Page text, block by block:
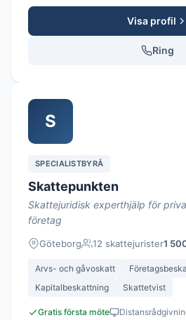
Visa profil
Ring
S
SPECIALISTBYRÅ
Skattepunkten
Skattejuridisk experthjälp för
företag
Göteborg 12 skattejurister1
Arvs- och gåvoskatt
Kapitalbeskattning
Skattetvist
Gratis första möte